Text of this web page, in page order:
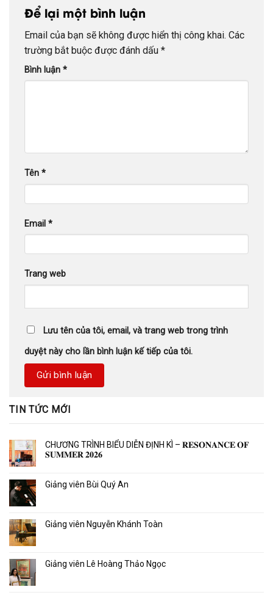
Để lại một bình luận
Email của bạn sẽ không được hiển thị công khai. Các
trường bắt buộc được đánh dấu *
Bình luận *
Tên *
Email *
Trang web
Lưu tên của tôi, email, và trang web trong trình
duyệt này cho lần bình luận kế tiếp của tôi.
TIN TỨC MỚI
CHƯƠNG TRÌNH BIỂU DIỄN ĐỊNH KÌ – 𝐑𝐄𝐒𝐎𝐍𝐀𝐍𝐂𝐄 𝐎𝐅
𝐒𝐔𝐌𝐌𝐄𝐑 𝟐𝟎𝟐𝟔
Giảng viên Bùi Quý An
Giảng viên Nguyễn Khánh Toàn
Giảng viên Lê Hoàng Thảo Ngọc